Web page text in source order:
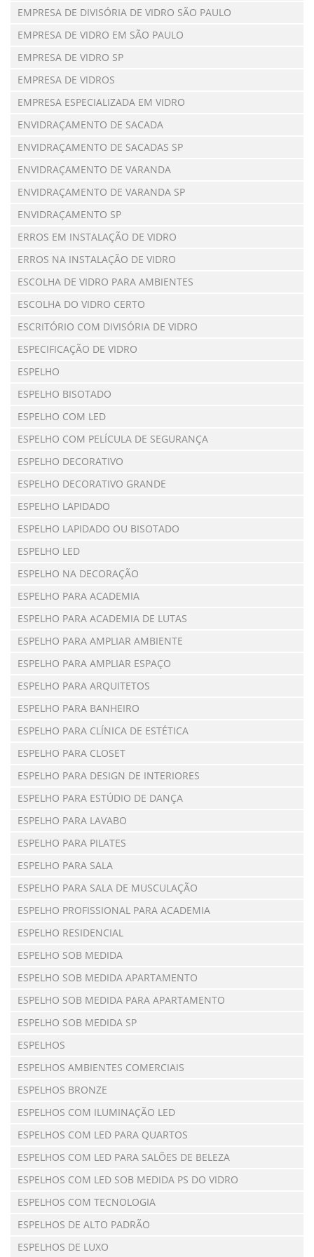
EMPRESA DE DIVISÓRIA DE VIDRO SÃO PAULO
EMPRESA DE VIDRO EM SÃO PAULO
EMPRESA DE VIDRO SP
EMPRESA DE VIDROS
EMPRESA ESPECIALIZADA EM VIDRO
ENVIDRAÇAMENTO DE SACADA
ENVIDRAÇAMENTO DE SACADAS SP
ENVIDRAÇAMENTO DE VARANDA
ENVIDRAÇAMENTO DE VARANDA SP
ENVIDRAÇAMENTO SP
ERROS EM INSTALAÇÃO DE VIDRO
ERROS NA INSTALAÇÃO DE VIDRO
ESCOLHA DE VIDRO PARA AMBIENTES
ESCOLHA DO VIDRO CERTO
ESCRITÓRIO COM DIVISÓRIA DE VIDRO
ESPECIFICAÇÃO DE VIDRO
ESPELHO
ESPELHO BISOTADO
ESPELHO COM LED
ESPELHO COM PELÍCULA DE SEGURANÇA
ESPELHO DECORATIVO
ESPELHO DECORATIVO GRANDE
ESPELHO LAPIDADO
ESPELHO LAPIDADO OU BISOTADO
ESPELHO LED
ESPELHO NA DECORAÇÃO
ESPELHO PARA ACADEMIA
ESPELHO PARA ACADEMIA DE LUTAS
ESPELHO PARA AMPLIAR AMBIENTE
ESPELHO PARA AMPLIAR ESPAÇO
ESPELHO PARA ARQUITETOS
ESPELHO PARA BANHEIRO
ESPELHO PARA CLÍNICA DE ESTÉTICA
ESPELHO PARA CLOSET
ESPELHO PARA DESIGN DE INTERIORES
ESPELHO PARA ESTÚDIO DE DANÇA
ESPELHO PARA LAVABO
ESPELHO PARA PILATES
ESPELHO PARA SALA
ESPELHO PARA SALA DE MUSCULAÇÃO
ESPELHO PROFISSIONAL PARA ACADEMIA
ESPELHO RESIDENCIAL
ESPELHO SOB MEDIDA
ESPELHO SOB MEDIDA APARTAMENTO
ESPELHO SOB MEDIDA PARA APARTAMENTO
ESPELHO SOB MEDIDA SP
ESPELHOS
ESPELHOS AMBIENTES COMERCIAIS
ESPELHOS BRONZE
ESPELHOS COM ILUMINAÇÃO LED
ESPELHOS COM LED PARA QUARTOS
ESPELHOS COM LED PARA SALÕES DE BELEZA
ESPELHOS COM LED SOB MEDIDA PS DO VIDRO
ESPELHOS COM TECNOLOGIA
ESPELHOS DE ALTO PADRÃO
ESPELHOS DE LUXO